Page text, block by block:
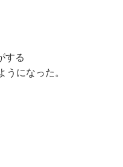
する
うになった。